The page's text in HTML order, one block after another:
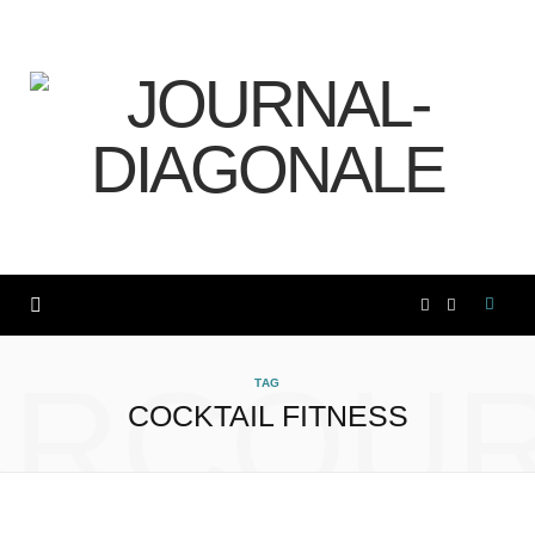
F I
TAG
COCKTAIL FITNESS